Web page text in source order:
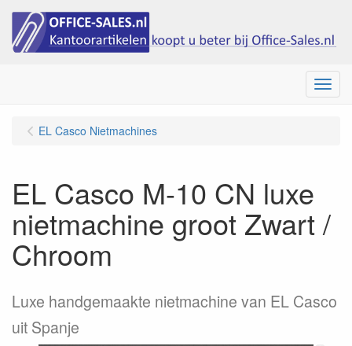
Menu
EL Casco Nietmachines
EL Casco M-10 CN luxe
nietmachine groot Zwart /
Chroom
Luxe handgemaakte nietmachine van EL Casco
uit Spanje